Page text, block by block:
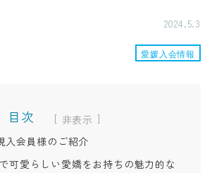
2024.5.3
愛媛入会情報
目次 [
]
入会員様のご紹介
可愛らしい愛嬌をお持ちの魅力的な